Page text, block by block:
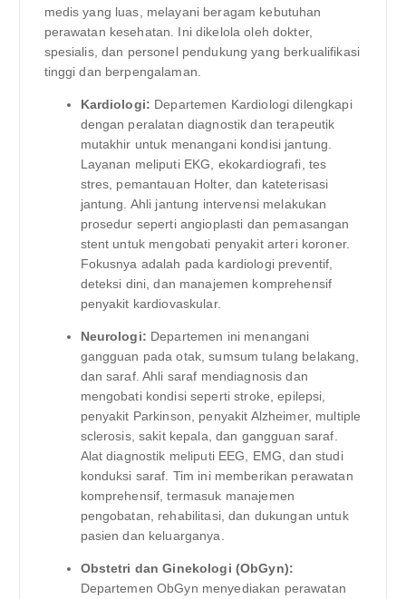
medis yang luas, melayani beragam kebutuhan
perawatan kesehatan. Ini dikelola oleh dokter,
spesialis, dan personel pendukung yang berkualifikasi
tinggi dan berpengalaman.
Kardiologi: Departemen Kardiologi dilengkapi
dengan peralatan diagnostik dan terapeutik
mutakhir untuk menangani kondisi jantung.
Layanan meliputi EKG, ekokardiografi, tes
stres, pemantauan Holter, dan kateterisasi
jantung. Ahli jantung intervensi melakukan
prosedur seperti angioplasti dan pemasangan
stent untuk mengobati penyakit arteri koroner.
Fokusnya adalah pada kardiologi preventif,
deteksi dini, dan manajemen komprehensif
penyakit kardiovaskular.
Neurologi: Departemen ini menangani
gangguan pada otak, sumsum tulang belakang,
dan saraf. Ahli saraf mendiagnosis dan
mengobati kondisi seperti stroke, epilepsi,
penyakit Parkinson, penyakit Alzheimer, multiple
sclerosis, sakit kepala, dan gangguan saraf.
Alat diagnostik meliputi EEG, EMG, dan studi
konduksi saraf. Tim ini memberikan perawatan
komprehensif, termasuk manajemen
pengobatan, rehabilitasi, dan dukungan untuk
pasien dan keluarganya.
Obstetri dan Ginekologi (ObGyn):
Departemen ObGyn menyediakan perawatan